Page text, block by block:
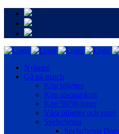
Nyheter
Gå på match
Köp biljetter
Köp säsongskort
Köp 50/50-lotter
Våra biljetter och entré
Spelschema
Spelschema Dam